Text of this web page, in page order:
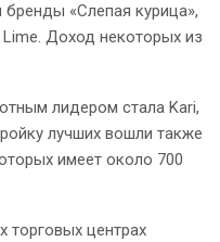
«Слепая курица»,
Доход некоторых из
лидером стала Kari,
лучших вошли также
имеет около 700
торговых центрах